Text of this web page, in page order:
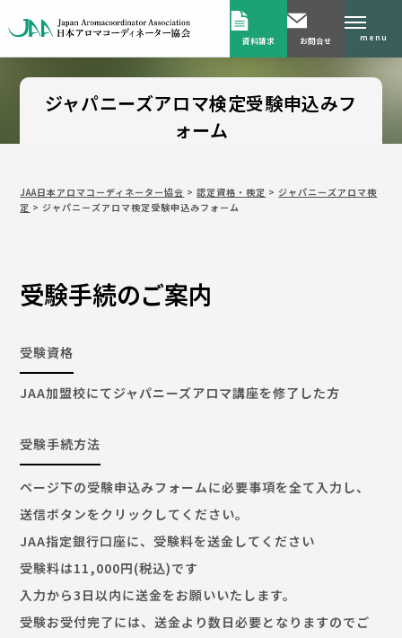
資料請求 お問合せ menu
ジャパニーズアロマ検定受験申込みフ
ォーム
JAA日本アロマコーディネーター協会 >認定資格・検定 > ジャパニーズアロマ検
定 > ジャパニーズアロマ検定受験申込みフォーム
受験手続のご案内
受験資格
JAA加盟校にてジャパニーズアロマ講座を修了した方
受験手続方法
ページ下の受験申込みフォームに必要事項を全て入力し、
送信ボタンをクリックしてください。
JAA指定銀行口座に、受験料を送金してください
受験料は11,000円(税込)です
入力から3日以内に送金をお願いいたします。
受験お受付完了には、送金より数日必要となりますのでご